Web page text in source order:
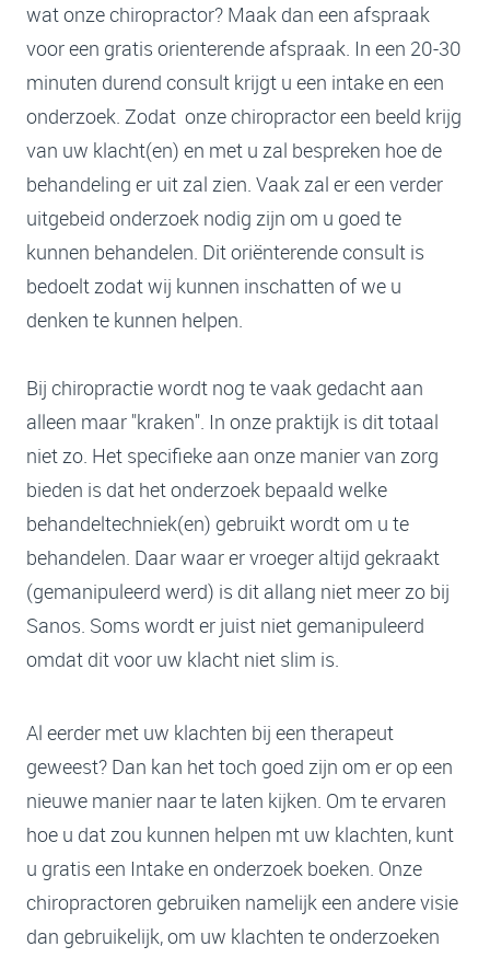
wat onze chiropractor? Maak dan een afspraak
voor een gratis orienterende afspraak. In een 20-30
minuten durend consult krijgt u een intake en een
onderzoek. Zodat onze chiropractor een beeld krijg
van uw klacht(en) en met u zal bespreken hoe de
behandeling er uit zal zien. Vaak zal er een verder
uitgebeid onderzoek nodig zijn om u goed te
kunnen behandelen. Dit oriënterende consult is
bedoelt zodat wij kunnen inschatten of we u
denken te kunnen helpen.
Bij chiropractie wordt nog te vaak gedacht aan
alleen maar "kraken". In onze praktijk is dit totaal
niet zo. Het specifieke aan onze manier van zorg
bieden is dat het onderzoek bepaald welke
behandeltechniek(en) gebruikt wordt om u te
behandelen. Daar waar er vroeger altijd gekraakt
(gemanipuleerd werd) is dit allang niet meer zo bij
Sanos. Soms wordt er juist niet gemanipuleerd
omdat dit voor uw klacht niet slim is.
Al eerder met uw klachten bij een therapeut
geweest? Dan kan het toch goed zijn om er op een
nieuwe manier naar te laten kijken. Om te ervaren
hoe u dat zou kunnen helpen mt uw klachten, kunt
u gratis een Intake en onderzoek boeken. Onze
chiropractoren gebruiken namelijk een andere visie
dan gebruikelijk, om uw klachten te onderzoeken